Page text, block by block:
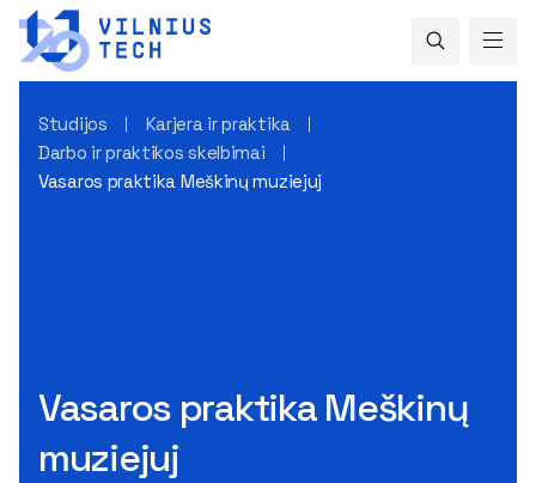
Studijos
Karjera ir praktika
Darbo ir praktikos skelbimai
Vasaros praktika Meškinų muziejuj
Vasaros praktika Meškinų
muziejuj